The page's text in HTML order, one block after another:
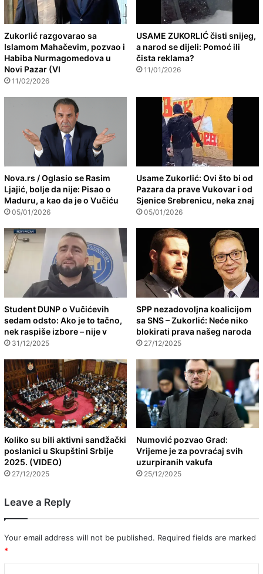
Zukorlić razgovarao sa
Islamom Mahačevim, pozvao i
Habiba Nurmagomedova u
Novi Pazar (VI
11/02/2026
USAME ZUKORLIĆ čisti snijeg,
a narod se dijeli: Pomoć ili
čista reklama?
11/01/2026
Nova.rs / Oglasio se Rasim
Ljajić, bolje da nije: Pisao o
Maduru, a kao da je o Vučiću
05/01/2026
Usame Zukorlić: Ovi što bi od
Pazara da prave Vukovar i od
Sjenice Srebrenicu, neka znaj
05/01/2026
Student DUNP o Vučićevih
sedam odsto: Ako je to tačno,
nek raspiše izbore – nije v
31/12/2025
SPP nezadovoljna koalicijom
sa SNS – Zukorlić: Neće niko
blokirati prava našeg naroda
27/12/2025
Koliko su bili aktivni sandžački
poslanici u Skupštini Srbije
2025. (VIDEO)
27/12/2025
Numović pozvao Grad:
Vrijeme je za povraćaj svih
uzurpiranih vakufa
25/12/2025
Leave a Reply
Your email address will not be published. Required fields are marked
*